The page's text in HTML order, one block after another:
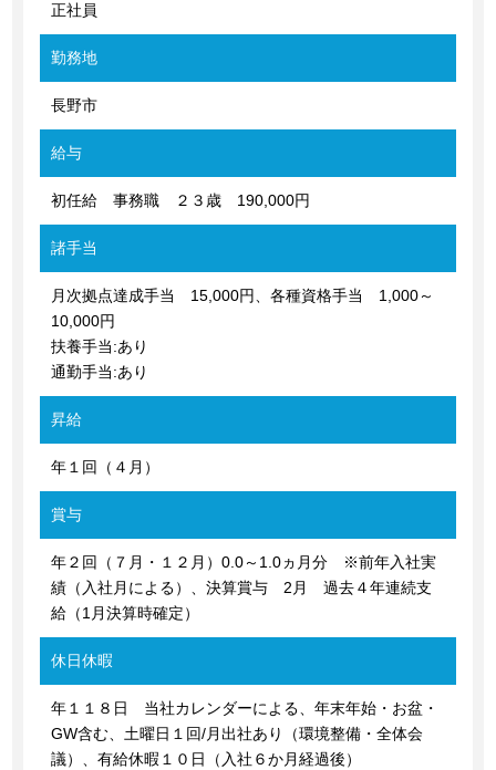
正社員
勤務地
長野市
給与
初任給 事務職 ２３歳 190,000円
諸手当
月次拠点達成手当 15,000円、各種資格手当 1,000～
10,000円
扶養手当:あり
通勤手当:あり
昇給
年１回（４月）
賞与
年２回（７月・１２月）0.0～1.0ヵ月分 ※前年入社実
績（入社月による）、決算賞与 2月 過去４年連続支
給（1月決算時確定）
休日休暇
年１１８日 当社カレンダーによる、年末年始・お盆・
GW含む、土曜日１回/月出社あり（環境整備・全体会
議）、有給休暇１０日（入社６か月経過後）